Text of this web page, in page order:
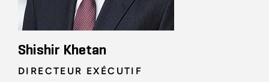
Shishir Khetan
DIRECTEUR EXÉCUTIF